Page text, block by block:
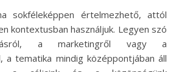
kontextusban használjuk. Legyen szó
a marketingről vagy a
a tematika mindig középpontjában áll